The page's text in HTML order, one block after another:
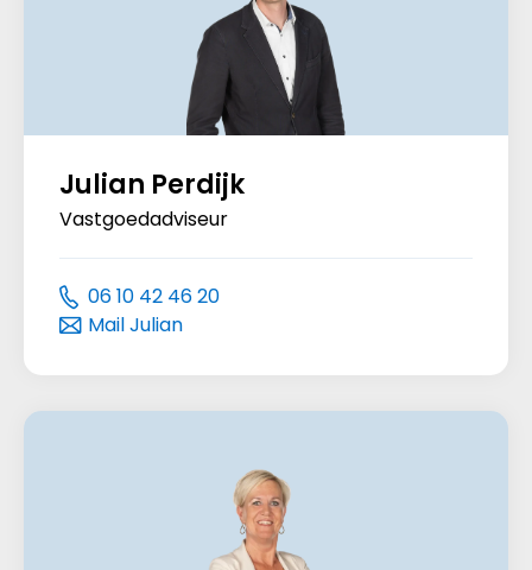
Julian Perdijk
Vastgoedadviseur
06 10 42 46 20
Mail Julian